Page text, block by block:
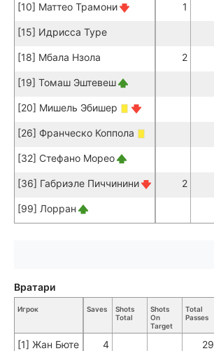
[10] Маттео Трамони 1
[15] Идрисса Туре
[18] Мбала Нзола 2
[19] Томаш Эштевеш
[20] Мишель Эбишер
[26] Франческо Коппола
[32] Стефано Морео
[36] Габриэле Пиччинини 2
[99] Лорран
Игрок Saves
Shots
Total
Shots
On
Target
Total
Passes
[1] Жан Бюте 4 29
Вратари